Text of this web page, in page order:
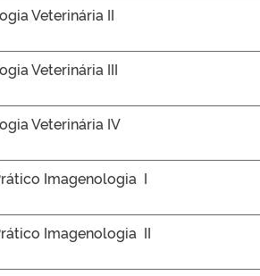
Veterinária II
Veterinária III
Veterinária IV
Imagenologia I
Imagenologia II